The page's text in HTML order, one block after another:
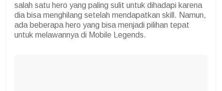
salah satu hero yang paling sulit untuk dihadapi karena
dia bisa menghilang setelah mendapatkan skill. Namun,
ada beberapa hero yang bisa menjadi pilihan tepat
untuk melawannya di Mobile Legends.